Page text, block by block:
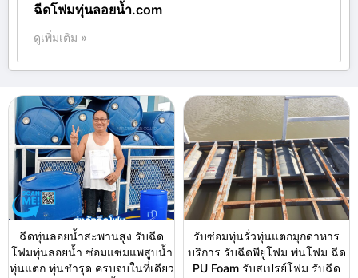
ฉีดโฟมทุ่นลอยน้ำ.com
ดูเพิ่มเติม »
ฉีดทุ่นลอยน้ำสะพานสูง รับฉีด
โฟมทุ่นลอยน้ำ ซ่อมแซมแพสูบน้ำ
ทุ่นแตก ทุ่นชำรุด ครบจบในที่เดียว
รับซ่อมทุ่นรั่วทุ่นแตกมุกดาหาร
บริการ รับฉีดพียูโฟม พ่นโฟม ฉีด
PU Foam รับสเปรย์โฟม รับฉีด